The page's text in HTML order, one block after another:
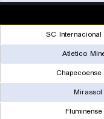
SC
Atletico